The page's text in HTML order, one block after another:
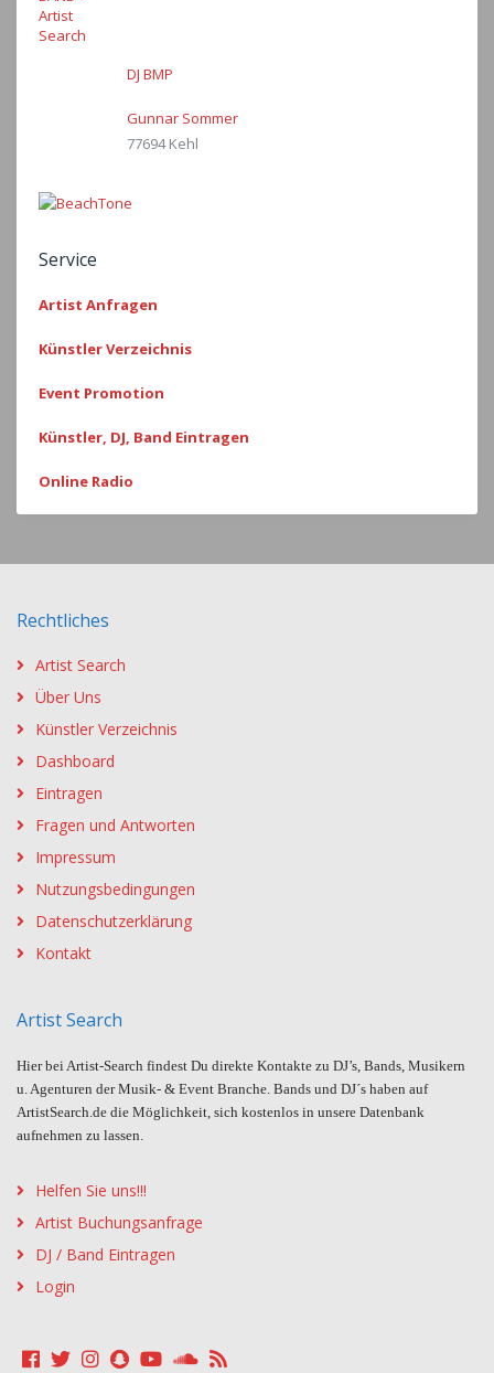
DJ BMP
Gunnar Sommer
77694 Kehl
Service
Artist Anfragen
Künstler Verzeichnis
Event Promotion
Künstler, DJ, Band Eintragen
Online Radio
Rechtliches
Artist Search
Über Uns
Künstler Verzeichnis
Dashboard
Eintragen
Fragen und Antworten
Impressum
Nutzungsbedingungen
Datenschutzerklärung
Kontakt
Artist Search
Hier bei Artist-Search findest Du direkte Kontakte zu DJ’s, Bands, Musikern
u. Agenturen der Musik- & Event Branche. Bands und DJ´s haben auf
ArtistSearch.de die Möglichkeit, sich kostenlos in unsere Datenbank
aufnehmen zu lassen.
Helfen Sie uns!!!
Artist Buchungsanfrage
DJ / Band Eintragen
Login